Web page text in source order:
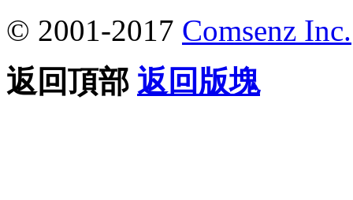
© 2001-2017 Comsenz Inc.
返回頂部 返回版塊